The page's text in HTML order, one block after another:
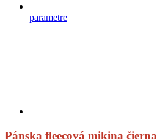
parametre
Pánska fleecová mikina čierna